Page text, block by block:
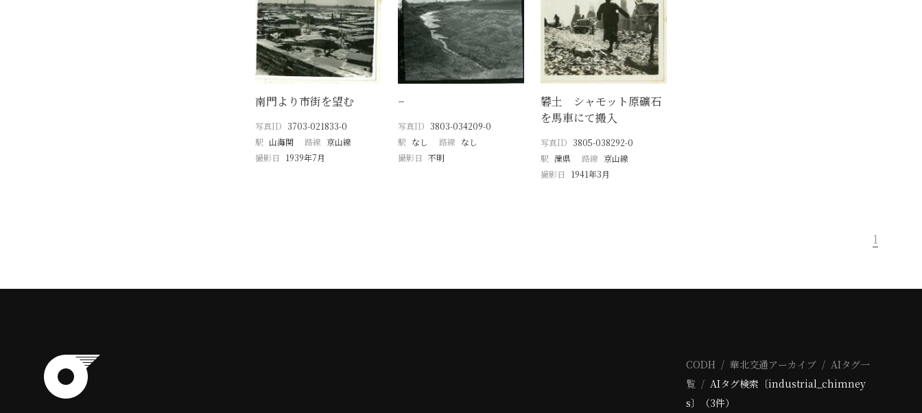
南門より市街を望む
写真ID 3703-021833-0
駅 山海関 路線 京山線
撮影日
1939年7月
−
写真ID 3803-034209-0
駅 なし 路線 なし
撮影日 不明
礬土 シャモット原礦石
を馬車にて搬入
写真ID 3805-038292-0
駅 灤県 路線 京山線
撮影日
1941年3月
1
CODH 華北交通アーカイブ
AIタグ一
覧
AIタグ検索〔industrial_chimney
s〕（3件）